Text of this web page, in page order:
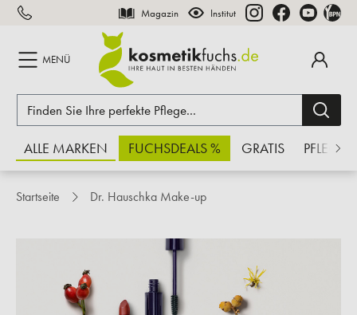
springen Magazin Institut
MENÜ
ALLE MARKEN FUCHSDEALS % GRATIS PFLEGE
Startseite Dr. Hauschka Make-up